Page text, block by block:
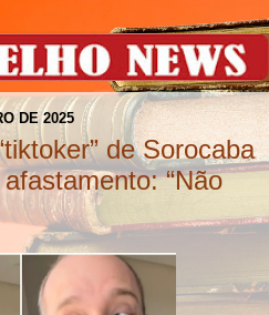
DE 2025
de Sorocaba
“Não